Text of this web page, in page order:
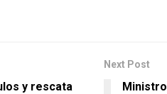
y rescata
Next Post